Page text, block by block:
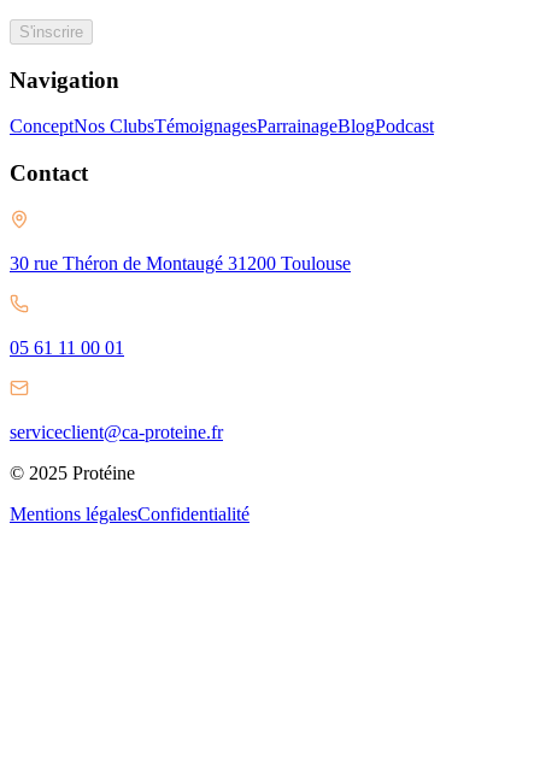
S'inscrire
Navigation
ConceptNos ClubsTémoignagesParrainageBlogPodcast
Contact
30 rue Théron de Montaugé 31200 Toulouse
05 61 11 00 01
serviceclient@ca-proteine.fr
© 2025 Protéine
Mentions légalesConfidentialité